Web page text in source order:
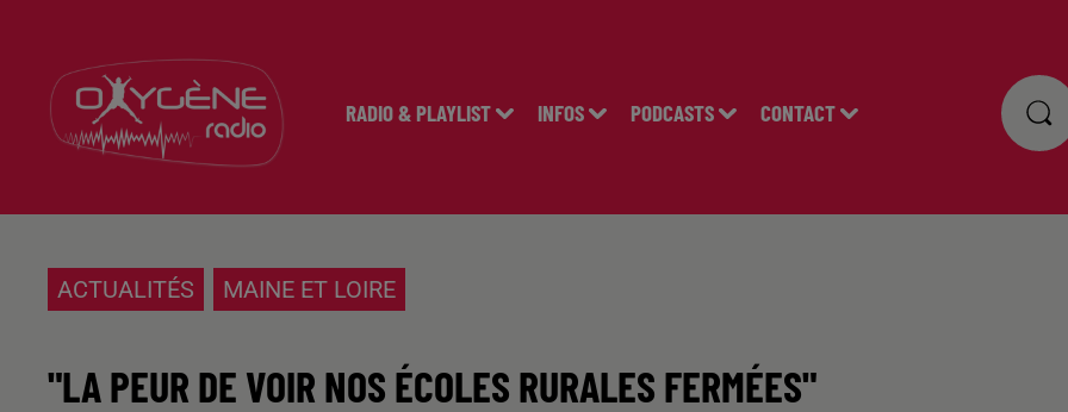
RADIO & PLAYLIST INFOS PODCASTS CONTACT
ACTUALITÉS MAINE ET LOIRE
"LA PEUR DE VOIR NOS ÉCOLES RURALES FERMÉES"